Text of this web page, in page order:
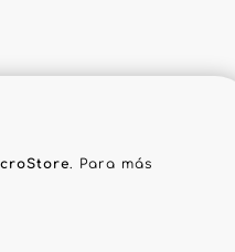
. Para más